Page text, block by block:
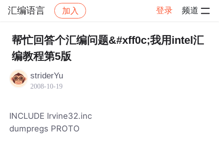
汇编语言 加入 登录 频道
社区 汇编语言 帖子详情
帮忙回答个汇编问题&#xff0c;我用intel汇
编教程第5版
striderYu
2008-10-19
INCLUDE Irvine32.inc
dumpregs PROTO